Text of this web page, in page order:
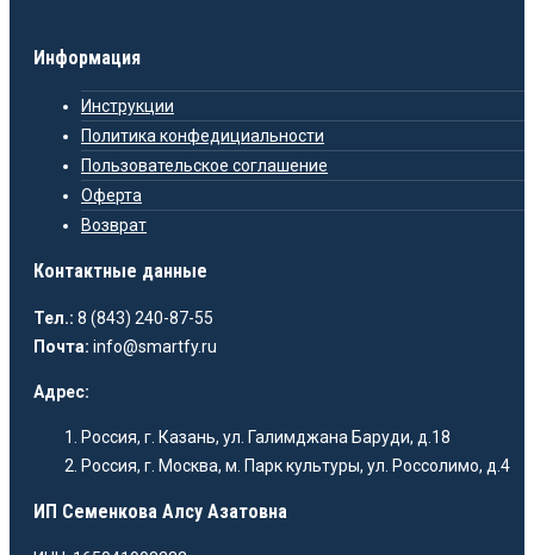
Информация
Инструкции
Политика конфедициальности
Пользовательское соглашение
Оферта
Возврат
Контактные данные
Тел.: 8 (843) 240-87-55
Почта: info@smartfy.ru
Адрес:
Россия, г. Казань, ул. Галимджана Баруди, д.18
Россия, г. Москва, м. Парк культуры, ул. Россолимо, д.4
ИП Семенкова Алсу Азатовна